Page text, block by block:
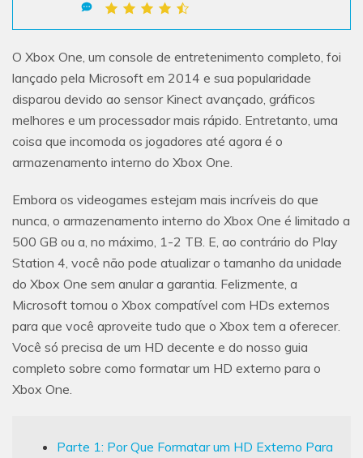
Outros Produtos
Repairit - Reparar Dados
UBackit - Backup de Dados
O Xbox One, um console de entretenimento completo, foi
lançado pela Microsoft em 2014 e sua popularidade
disparou devido ao sensor Kinect avançado, gráficos
melhores e um processador mais rápido. Entretanto, uma
coisa que incomoda os jogadores até agora é o
armazenamento interno do Xbox One.
Embora os videogames estejam mais incríveis do que
nunca, o armazenamento interno do Xbox One é limitado a
500 GB ou a, no máximo, 1-2 TB. E, ao contrário do Play
Station 4, você não pode atualizar o tamanho da unidade
do Xbox One sem anular a garantia. Felizmente, a
Microsoft tornou o Xbox compatível com HDs externos
para que você aproveite tudo que o Xbox tem a oferecer.
Você só precisa de um HD decente e do nosso guia
completo sobre como formatar um HD externo para o
Xbox One.
Parte 1: Por Que Formatar um HD Externo Para